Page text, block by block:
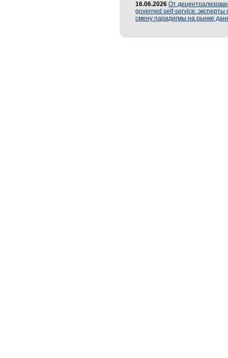
16.06.2026 От
governed self-service: эксперты
смену парадигмы на рынке